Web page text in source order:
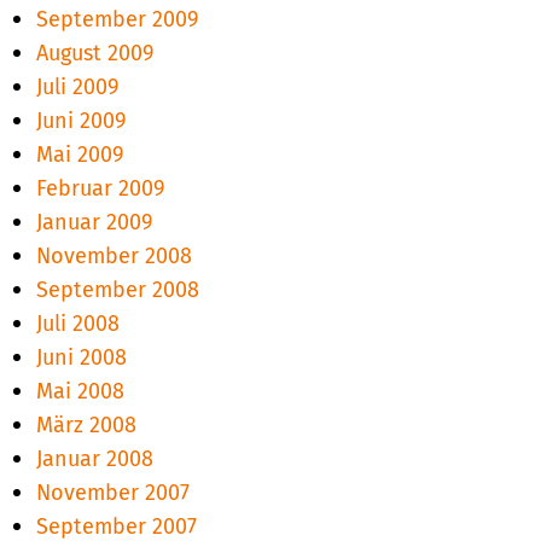
September 2009
August 2009
Juli 2009
Juni 2009
Mai 2009
Februar 2009
Januar 2009
November 2008
September 2008
Juli 2008
Juni 2008
Mai 2008
März 2008
Januar 2008
November 2007
September 2007